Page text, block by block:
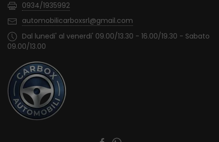
0934/1935992
automobilicarboxsrl@gmail.com
Dal lunedi' al venerdi' 09.00/13.30 - 16.00/19.30 - Sabato
09.00/13.00